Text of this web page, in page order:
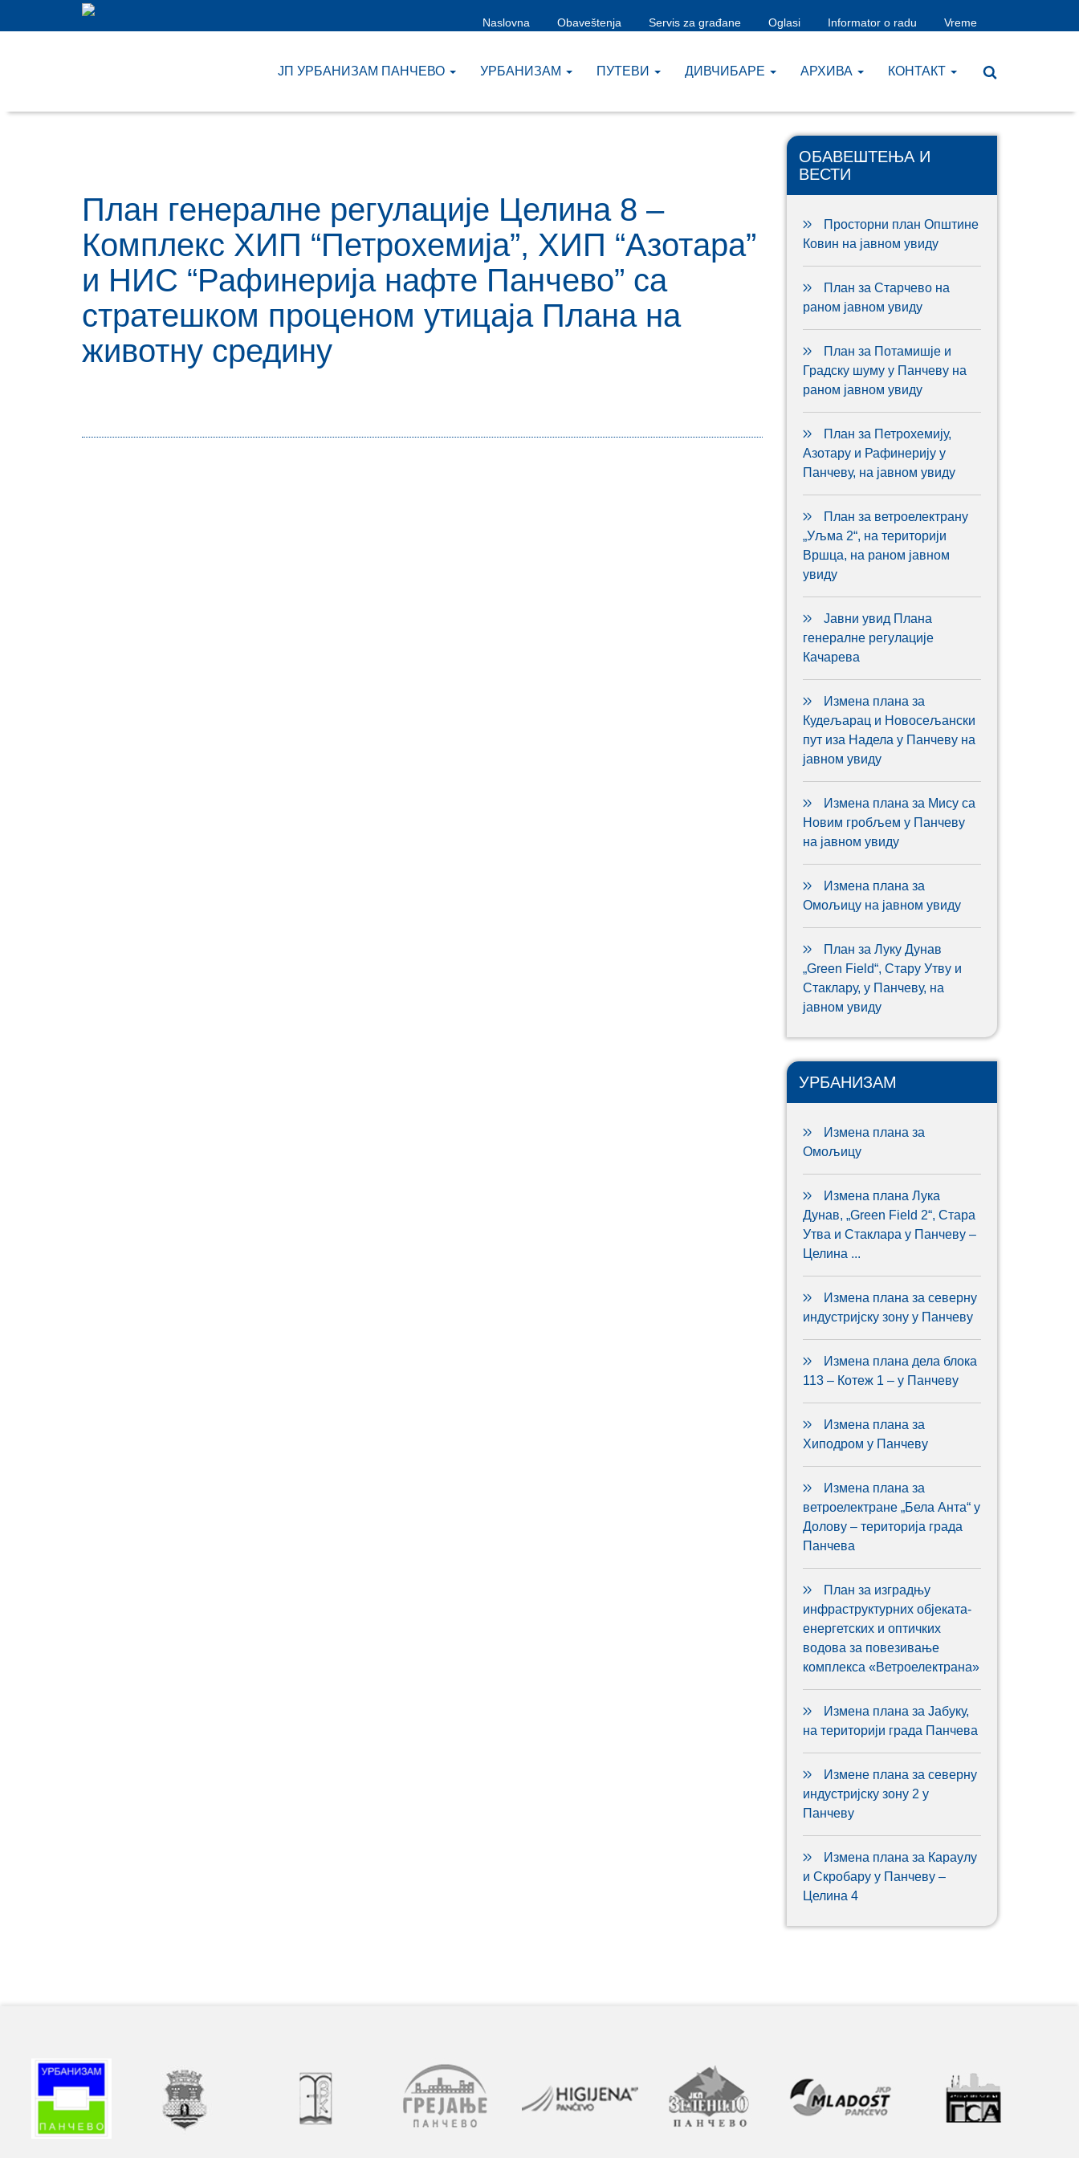
Naslovna Obaveštenja Servis za građane Oglasi Informator o radu Vreme
ЈП УРБАНИЗАМ ПАНЧЕВО УРБАНИЗАМ ПУТЕВИ ДИВЧИБАРЕ AРХИВА КОНТАКТ
План генералне регулације Целина 8 –
Комплекс ХИП “Петрохемија”, ХИП “Азотара”
и НИС “Рафинерија нафте Панчево” са
стратешком проценом утицаја Плана на
животну средину
ОБАВЕШТЕЊА И
ВЕСТИ
Просторни план Општине
Ковин на јавном увиду
План за Старчево на
раном јавном увиду
План за Потамишје и
Градску шуму у Панчеву на
раном јавном увиду
План за Петрохемију,
Азотару и Рафинерију у
Панчеву, на јавном увиду
План за ветроелектрану
„Уљма 2“, на територији
Вршца, на раном јавном
увиду
Јавни увид Плана
генералне регулације
Качарева
Измена плана за
Кудељарац и Новосељански
пут иза Надела у Панчеву на
јавном увиду
Измена плана за Мису са
Новим гробљем у Панчеву
на јавном увиду
Измена плана за
Омољицу на јавном увиду
План за Луку Дунав
„Green Field“, Стару Утву и
Стаклару, у Панчеву, на
јавном увиду
УРБАНИЗАМ
Измена плана за
Омољицу
Измена плана Лука
Дунав, „Green Field 2“, Стара
Утва и Стаклара у Панчеву –
Целина ...
Измена плана за северну
индустријску зону у Панчеву
Измена плана дела блока
113 – Котеж 1 – у Панчеву
Измена плана за
Хиподром у Панчеву
Измена плана за
ветроелектране „Бела Анта“ у
Долову – територија града
Панчева
План за изградњу
инфраструктурних објеката-
енергетских и оптичких
водова за повезивање
комплекса «Ветроелектрана»
Измена плана за Јабуку,
на територији града Панчева
Измене плана за северну
индустријску зону 2 у
Панчеву
Измена плана за Караулу
и Скробару у Панчеву –
Целина 4